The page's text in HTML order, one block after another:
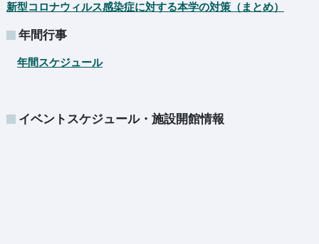
新型コロナウィルス感染症に対する本学の対策（まとめ）
年間行事
年間スケジュール
イベントスケジュール・施設開館情報